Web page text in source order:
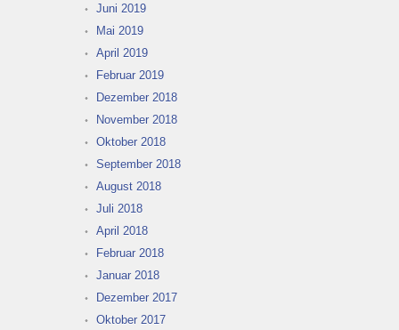
Juni 2019
Mai 2019
April 2019
Februar 2019
Dezember 2018
November 2018
Oktober 2018
September 2018
August 2018
Juli 2018
April 2018
Februar 2018
Januar 2018
Dezember 2017
Oktober 2017